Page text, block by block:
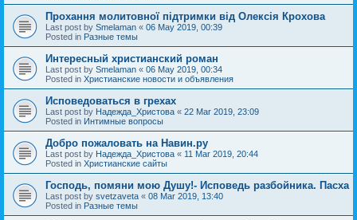
Прохання молитовної підтримки від Олексія Крохова
Last post by Smelaman « 06 May 2019, 00:39
Posted in Разные темы
Интересный христианский роман
Last post by Smelaman « 06 May 2019, 00:34
Posted in Христианские новости и объявления
Исповедоваться в грехах
Last post by Надежда_Христова « 22 Mar 2019, 23:09
Posted in Интимные вопросы
Добро пожаловать на Навин.ру
Last post by Надежда_Христова « 11 Mar 2019, 20:44
Posted in Христианские сайты
Господь, помяни мою Душу!- Исповедь разбойника. Пасха
Last post by svetzaveta « 08 Mar 2019, 13:40
Posted in Разные темы